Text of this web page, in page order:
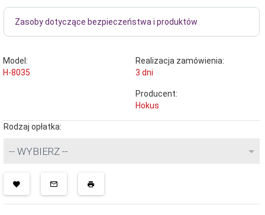
Zasoby dotyczące bezpieczeństwa i produktów
Model:
H-8035
Realizacja zamówienia:
3 dni
Producent:
Hokus
Rodzaj opłatka:
-- WYBIERZ --